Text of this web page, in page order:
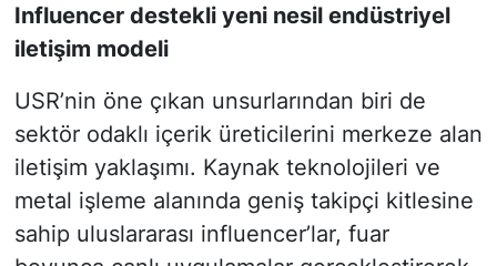
Influencer destekli yeni nesil endüstriyel
iletişim modeli
USR’nin öne çıkan unsurlarından biri de
sektör odaklı içerik üreticilerini merkeze alan
iletişim yaklaşımı. Kaynak teknolojileri ve
metal işleme alanında geniş takipçi kitlesine
sahip uluslararası influencer’lar, fuar